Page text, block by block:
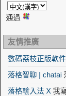
通過
友情推廣
數碼荔枝正版軟
落格智聊 | chatai
落格輸入法 X 我